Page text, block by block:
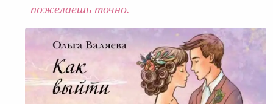
пожелаешь точно.